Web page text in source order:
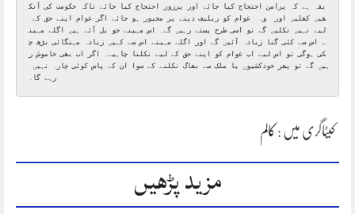
یقہ ہے کہ پرامن احتجاج کیا جائے اور پرزور احتجاج کیا جائے تاکہ حکومت کی آنک
لیے نہیں نکلیں گے تو اسی طرح پستے رہیں گے۔ اس مہینے جو بل آئے ہیں اگلے مہین
ے اس سے کئی گنا زیادہ آئیں گے اور اگلے مہینے اس سے کہیں زیادہ مہنگائی بڑھ چ
کی ہوگی تو اس لیے اب عوام کو اپنے حق کے لیے نکلنا چاہیے۔ اگر اب بھی خاموش ر
رہے گا۔
کیٹاگری میں : کالم
مزید پڑھیں